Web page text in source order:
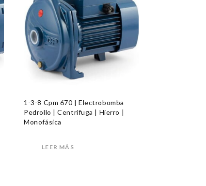
1-3-8 Cpm 670 | Electrobomba
Pedrollo | Centrífuga | Hierro |
Monofásica
LEER MÁS